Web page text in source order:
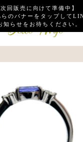
次回販売に向けて準備中】
のバナーをタップして
知らせをお待ちください。